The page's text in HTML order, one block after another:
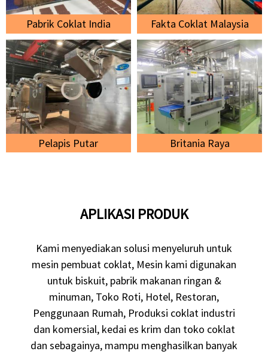
Pabrik Coklat India Fakta Coklat Malaysia
Pelapis Putar Britania Raya
APLIKASI PRODUK
Kami menyediakan solusi menyeluruh untuk
mesin pembuat coklat, Mesin kami digunakan
untuk biskuit, pabrik makanan ringan &
minuman, Toko Roti, Hotel, Restoran,
Penggunaan Rumah, Produksi coklat industri
dan komersial, kedai es krim dan toko coklat
dan sebagainya, mampu menghasilkan banyak